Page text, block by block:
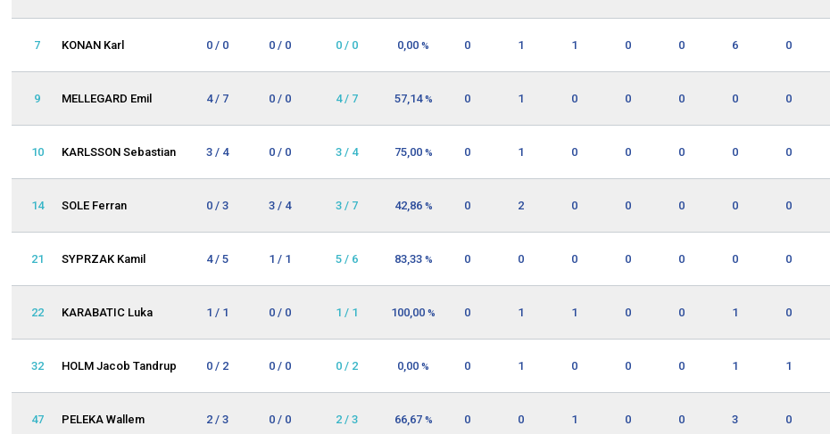
7 KONAN Karl 0 / 0 0 / 0 0 / 0 0,00% 0 1 1 0 0 6 0
9 MELLEGARD Emil 4 / 7 0 / 0 4 / 7 57,14% 0 1 0 0 0 0 0
10 KARLSSON Sebastian 3 / 4 0 / 0 3 / 4 75,00 % 0 1 0 0 0 0 0
14 SOLE Ferran 0 / 3 3 / 4 3 / 7 42,86 % 0 2 0 0 0 0 0
21 SYPRZAK Kamil 4 / 5 1 / 1 5 / 6 83,33 % 0 0 0 0 0 0 0
22 KARABATIC Luka 1 / 1 0 / 0 1 / 1 100,00% 0 1 1 0 0 1 0
32 HOLM Jacob Tandrup 0 / 2 0 / 0 0 / 2 0,00% 0 1 0 0 0 1 1
47 PELEKA Wallem 2 / 3 0 / 0 2 / 3 66,67 % 0 0 1 0 0 3 0